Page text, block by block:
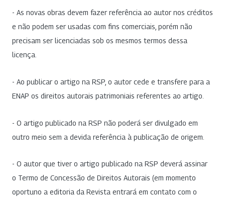
- As novas obras devem fazer referência ao autor nos créditos
e não podem ser usadas com fins comerciais, porém não
precisam ser licenciadas sob os mesmos termos dessa
licença.
- Ao publicar o artigo na RSP, o autor cede e transfere para a
ENAP os direitos autorais patrimoniais referentes ao artigo.
- O artigo publicado na RSP não poderá ser divulgado em
outro meio sem a devida referência à publicação de origem.
- O autor que tiver o artigo publicado na RSP deverá assinar
o Termo de Concessão de Direitos Autorais (em momento
oportuno a editoria da Revista entrará em contato com o